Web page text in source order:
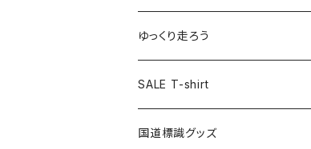
トートバッグ
ランチバッグ
エコバッグ
クリアファイル
キーホルダー
クリアファイル
Tシャツ
ステッカー
サコッシュ
ホテルキーホルダー
モーテルキーホルダー
クリアファイル
マスク
エコバッグ
エコバッグ
ステッカー
モーテルキーホルダー
キャップ
ステッカー
ホテルキーホルダー
Tシャツ
キャップ
ステッカー
ゆっくり走ろう
Tシャツ
ステッカー
SALE T-shirt
国道標識グッズ